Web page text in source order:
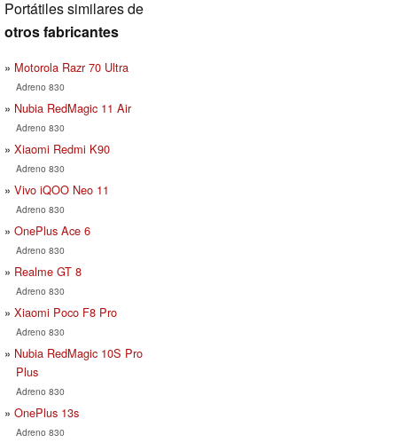
Portátiles similares de
otros fabricantes
Motorola Razr 70 Ultra
Adreno 830
Nubia RedMagic 11 Air
Adreno 830
Xiaomi Redmi K90
Adreno 830
Vivo iQOO Neo 11
Adreno 830
OnePlus Ace 6
Adreno 830
Realme GT 8
Adreno 830
Xiaomi Poco F8 Pro
Adreno 830
Nubia RedMagic 10S Pro
Plus
Adreno 830
OnePlus 13s
Adreno 830